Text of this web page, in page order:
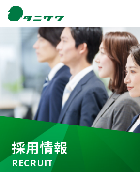
採用情報
RECRUIT